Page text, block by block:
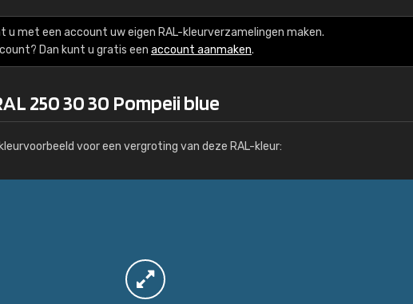
u met een account uw eigen RAL-kleurverzamelingen maken.
Dan kunt u gratis een account aanmaken.
250 30 30 Pompeii blue
voor een vergroting van deze RAL-kleur:
RAL K7 op waterbasis